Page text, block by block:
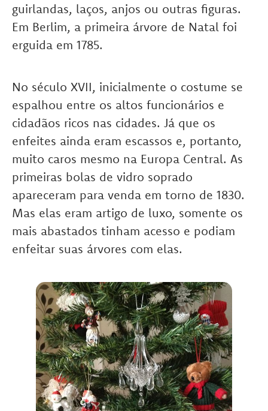
guirlandas, laços, anjos ou outras figuras.
Em Berlim, a primeira árvore de Natal foi
erguida em 1785.
No século XVII, inicialmente o costume se
espalhou entre os altos funcionários e
cidadãos ricos nas cidades. Já que os
enfeites ainda eram escassos e, portanto,
muito caros mesmo na Europa Central. As
primeiras bolas de vidro soprado
apareceram para venda em torno de 1830.
Mas elas eram artigo de luxo, somente os
mais abastados tinham acesso e podiam
enfeitar suas árvores com elas.